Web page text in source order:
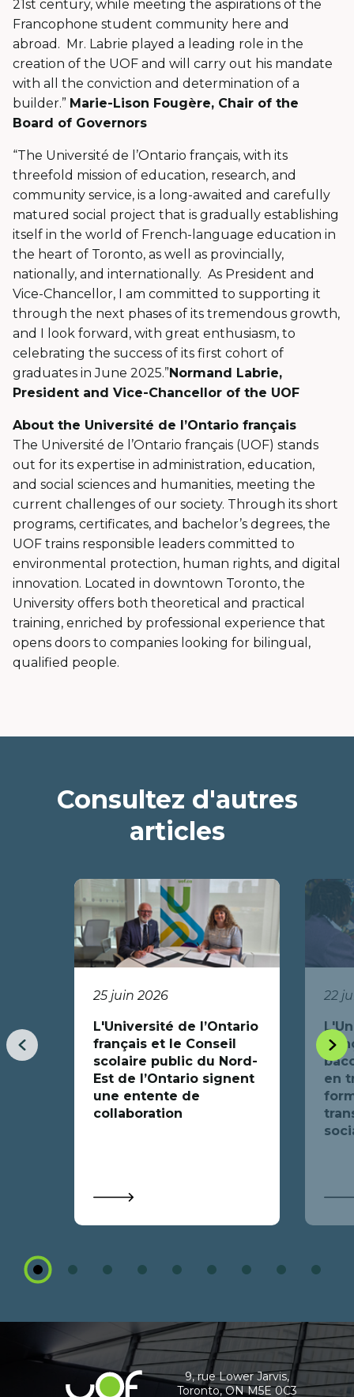
21st century, while meeting the aspirations of the
Francophone student community here and
abroad. Mr. Labrie played a leading role in the
creation of the UOF and will carry out his mandate
with all the conviction and determination of a
builder.” Marie-Lison Fougère, Chair of the
Board of Governors
“The Université de l’Ontario français, with its
threefold mission of education, research, and
community service, is a long-awaited and carefully
matured social project that is gradually establishing
itself in the world of French-language education in
the heart of Toronto, as well as provincially,
nationally, and internationally. As President and
Vice-Chancellor, I am committed to supporting it
through the next phases of its tremendous growth,
and I look forward, with great enthusiasm, to
celebrating the success of its first cohort of
graduates in June 2025.”Normand Labrie,
President and Vice-Chancellor of the UOF
About the Université de l’Ontario français
The Université de l’Ontario français (UOF) stands
out for its expertise in administration, education,
and social sciences and humanities, meeting the
current challenges of our society. Through its short
programs, certificates, and bachelor’s degrees, the
UOF trains responsible leaders committed to
environmental protection, human rights, and digital
innovation. Located in downtown Toronto, the
University offers both theoretical and practical
training, enriched by professional experience that
opens doors to companies looking for bilingual,
qualified people.
Consultez d'autres
articles
25 juin 2026
L'Université de l’Ontario
français et le Conseil
scolaire public du Nord-
Est de l’Ontario signent
une entente de
collaboration
22
en
Item
précédent
1
Item
informations
Université9, rue Lower Jarvis,
Toronto, ON M5E 0C3